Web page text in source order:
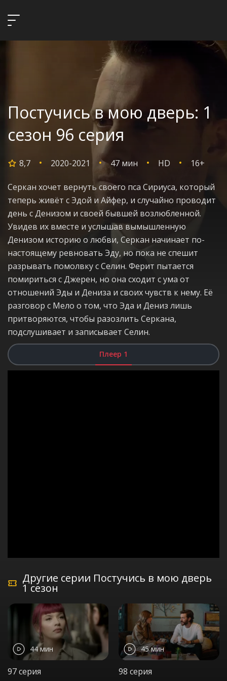
Постучись в мою дверь: 1
сезон 96 серия
8,7 2020-2021 47 мин HD 16+
Серкан хочет вернуть своего пса Сириуса, который
теперь живёт с Эдой и Айфер, и случайно проводит
день с Денизом и своей бывшей возлюбленной.
Увидев их вместе и услышав вымышленную
Денизом историю о любви, Серкан начинает по-
настоящему ревновать Эду, но пока не спешит
разрывать помолвку с Селин. Ферит пытается
помириться с Джерен, но она сходит с ума от
отношений Эды и Дениза и своих чувств к нему. Её
разговор с Мело о том, что Эда и Дениз лишь
притворяются, чтобы разозлить Серкана,
подслушивает и записывает Селин.
Плеер 1
Другие серии Постучись в мою дверь
1 сезон
44 мин
97 серия
45 мин
98 серия